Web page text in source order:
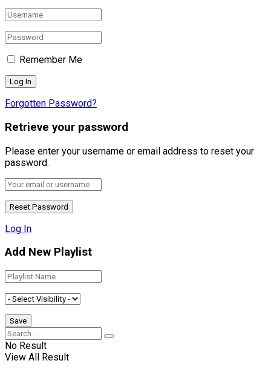
Remember Me
Forgotten Password?
Retrieve your password
Please enter your username or email address to reset your
password.
Log In
Add New Playlist
No Result
View All Result